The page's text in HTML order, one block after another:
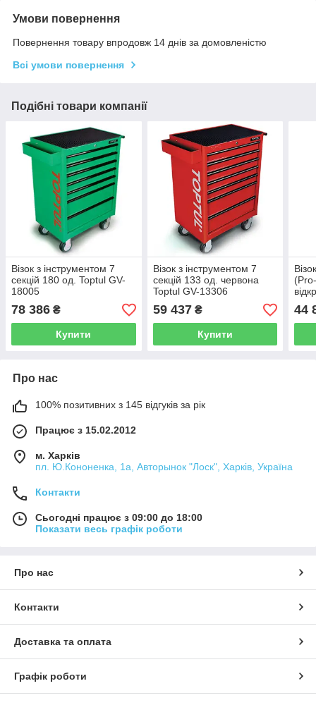
Умови повернення
Повернення товару впродовж 14 днів за домовленістю
Всі умови повернення
Подібні товари компанії
Візок з інструментом 7
секцій 180 од. Toptul GV-
18005
78 386 ₴
Купити
Візок з інструментом 7
секцій 133 од. червона
Toptul GV-13306
59 437₴
Купити
44
Про нас
100% позитивних з 145 відгуків за рік
Працює з 15.02.2012
м. Харків
пл. Ю.Кононенка, 1а, Авторынок "Лоск", Харків, Україна
Контакти
Сьогодні працює з 09:00 до 18:00
Показати весь графік роботи
Про нас
Контакти
Доставка та оплата
Графік роботи